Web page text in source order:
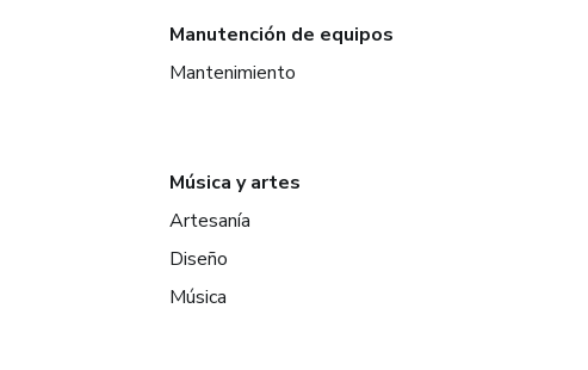
Manutención de equipos
Mantenimiento
Música y artes
Artesanía
Diseño
Música